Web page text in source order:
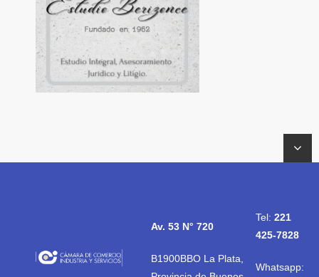
Av. 53 N° 720
B1900BBO La Plata,
Tel: 221
425-7828
Whatsapp: